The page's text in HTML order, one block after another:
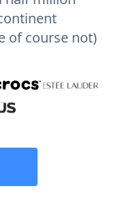
of course not)